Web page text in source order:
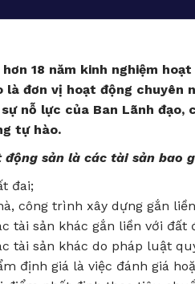
hơn 18 năm kinh nghiệm
là đơn vị hoạt động chuyên
nỗ lực của Ban Lãnh
tự hào.
động sản là các tài sản bao
đai;
công trình xây dựng gắn
tài sản khác gắn liền với đất
tài sản khác do pháp luật
định giá là việc đánh giá